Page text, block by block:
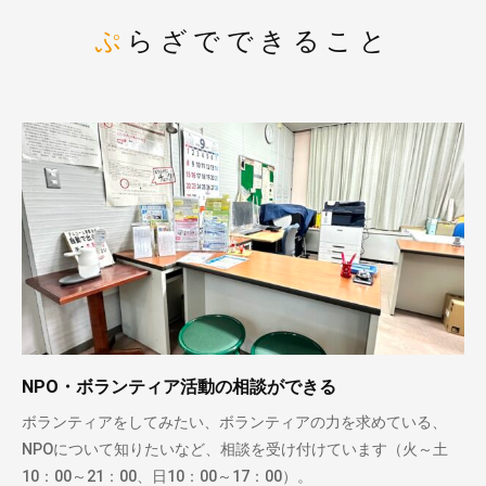
ぷらざでできること
NPO・ボランティア活動の相談ができる
ボランティアをしてみたい、ボランティアの力を求めている、
NPOについて知りたいなど、相談を受け付けています（火～土
10：00～21：00、日10：00～17：00）。